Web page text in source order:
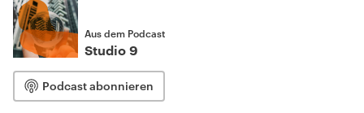
Aus dem Podcast
Studio 9
Podcast abonnieren